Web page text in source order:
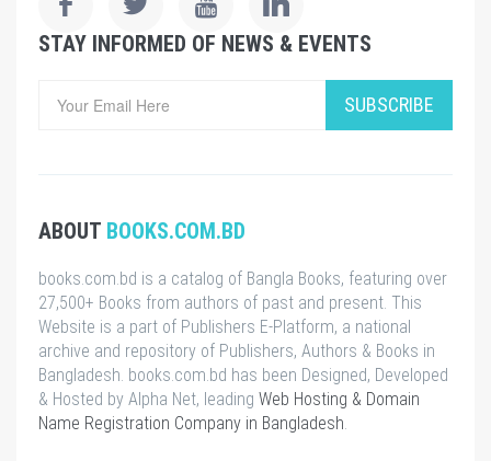
STAY INFORMED OF NEWS & EVENTS
SUBSCRIBE
ABOUT BOOKS.COM.BD
books.com.bd is a catalog of Bangla Books, featuring over
27,500+ Books from authors of past and present. This
Website is a part of Publishers E-Platform, a national
archive and repository of Publishers, Authors & Books in
Bangladesh. books.com.bd has been Designed, Developed
& Hosted by Alpha Net, leading Web Hosting & Domain
Name Registration Company in Bangladesh.